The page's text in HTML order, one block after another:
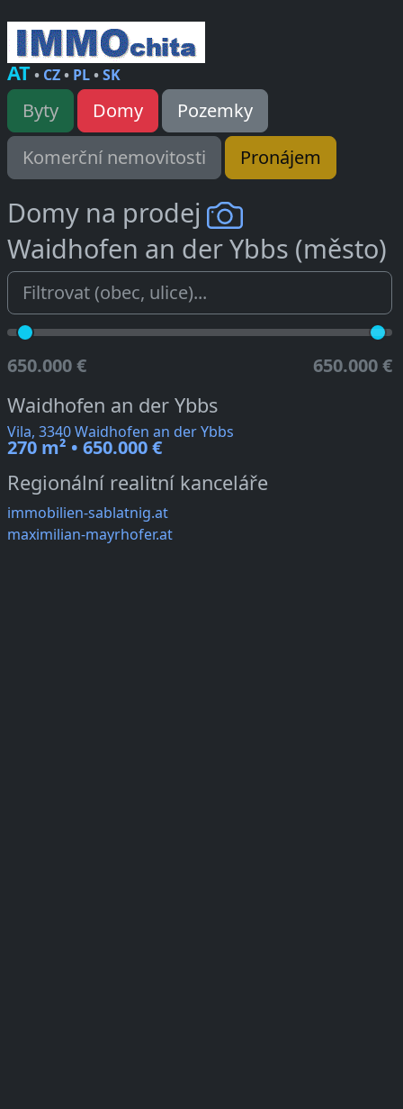
AT• CZ• PL•SK
Byty Domy
Pozemky
Komerční nemovitosti
Pronájem
Domy na prodej
Waidhofen an der Ybbs (město)
650.000 € 650.000 €
Waidhofen an der Ybbs
Vila, 3340 Waidhofen an der Ybbs
270 m² • 650.000 €
Regionální realitní kanceláře
immobilien-sablatnig.at
maximilian-mayrhofer.at